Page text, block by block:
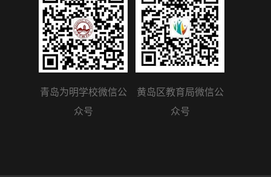
青岛为明学校微信公
众号
黄岛区教育局微信公
众号